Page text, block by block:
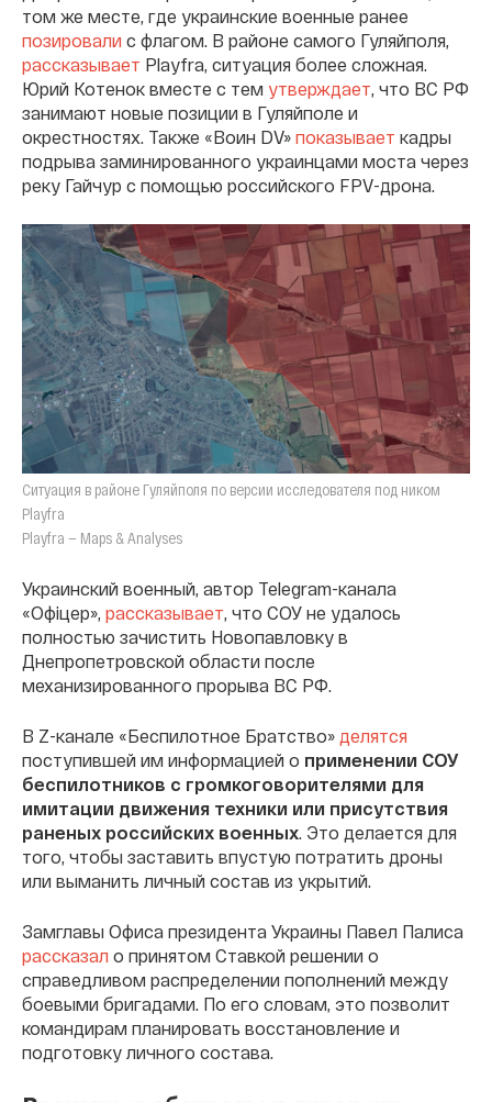
том же месте, где украинские военные ранее
позировали с флагом. В районе самого Гуляйполя,
рассказывает Playfra, ситуация более сложная.
Юрий Котенок вместе с тем утверждает , что ВС РФ
занимают новые позиции в Гуляйполе и
окрестностях. Также «Воин DV» показывает кадры
подрыва заминированного украинцами моста через
реку Гайчур с помощью российского FPV-дрона.
Ситуация в районе Гуляйполя по версии исследователя под ником
Playfra
Playfra — Maps & Analyses
Украинский военный, автор Telegram-канала
«Офіцер», рассказывает, что СОУ не удалось
полностью зачистить Новопавловку в
Днепропетровской области после
механизированного прорыва ВС РФ.
В Z-канале «Беспилотное Братство» делятся
поступившей им информацией о применении СОУ
беспилотников с громкоговорителями для
имитации движения техники или присутствия
раненых российских военных. Это делается для
того, чтобы заставить впустую потратить дроны
или выманить личный состав из укрытий.
Замглавы Офиса президента Украины Павел Палиса
рассказал о принятом Ставкой решении о
справедливом распределении пополнений между
боевыми бригадами. По его словам, это позволит
командирам планировать восстановление и
подготовку личного состава.